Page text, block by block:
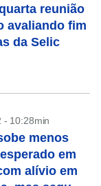
reunião
avaliando fim
da Selic
- 10:28min
menos
em
alívio em